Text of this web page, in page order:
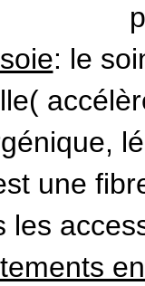
: le
une
les